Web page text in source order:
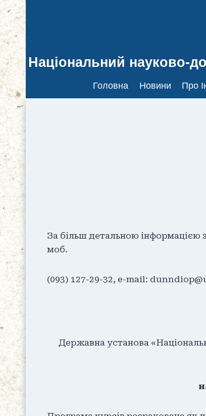
Національний науково-
Головна Новини Про
За більш детальною інформацією
моб.
(093) 127-29-32, e-mail:
Державна установа